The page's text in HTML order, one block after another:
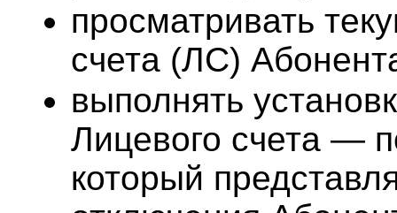
просматривать
счета (ЛС)
выполнять
Лицевого счета —
который